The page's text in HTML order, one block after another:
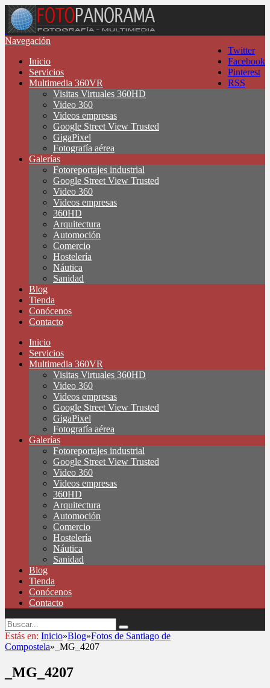
Twitter
Facebook
Pinterest
RSS
Navegación
Inicio
Servicios
Multimedia 360VR
Visitas Virtuales 360HD
Video 360
Videos empresas
Google Street View Trusted
GigaPixel
Fotografía aérea
Galerías
Fotoreportajes industrial
Google Street View Trusted
Video 360
Videos empresas
360HD
Arquitectura
Automoción
Comercio
Hostelería
Náutica
Sanidad
Blog
Tienda
Conócenos
Contacto
Inicio
Servicios
Multimedia 360VR
Visitas Virtuales 360HD
Video 360
Videos empresas
Google Street View Trusted
GigaPixel
Fotografía aérea
Galerías
Fotoreportajes industrial
Google Street View Trusted
Video 360
Videos empresas
360HD
Arquitectura
Automoción
Comercio
Hostelería
Náutica
Sanidad
Blog
Tienda
Conócenos
Contacto
Estás en: Inicio»Blog»Fotos de Santiago de
Compostela» _MG_4207
_MG_4207